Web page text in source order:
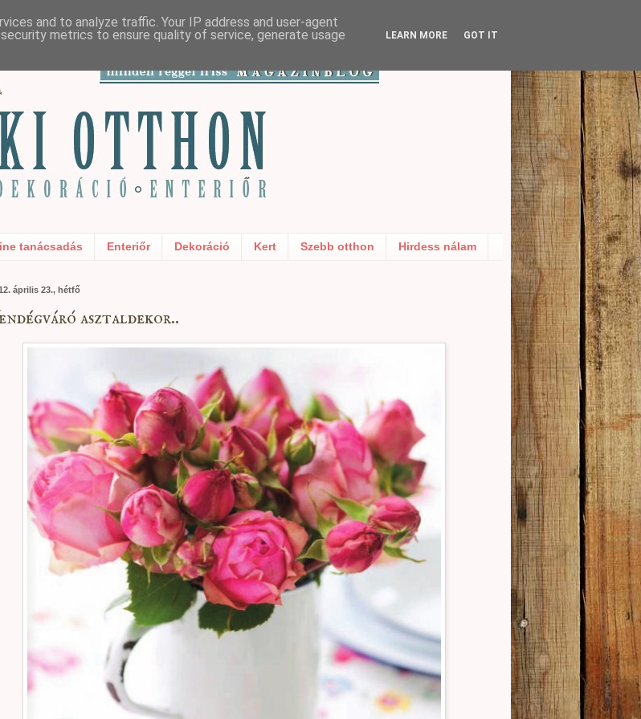
tanácsadás Enteriőr Dekoráció Kert Szebb otthon Hirdess nálam
április 23., hétfő
asztaldekor..
and to analyze traffic. Your IP address and user-agent
metrics to ensure quality of service, generate usage
LEARN MORE GOT IT